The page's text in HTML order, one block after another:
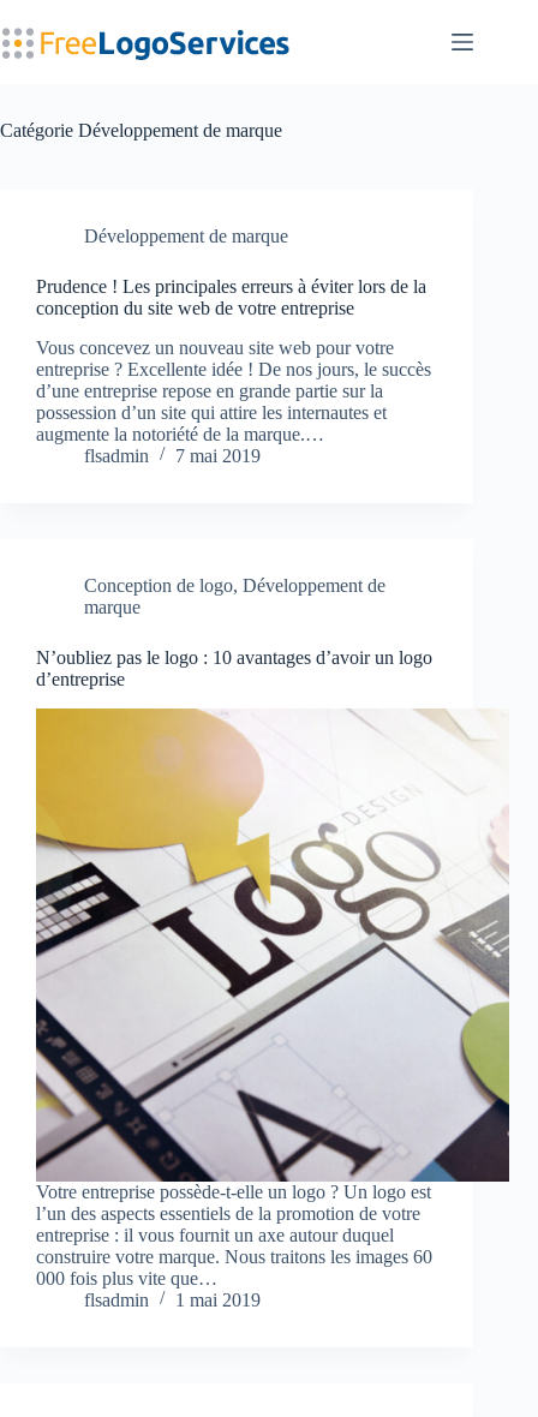
au
contenu
Catégorie Développement de marque
Développement de marque
Prudence ! Les principales erreurs à éviter lors de la
conception du site web de votre entreprise
Vous concevez un nouveau site web pour votre
entreprise ? Excellente idée ! De nos jours, le succès
d’une entreprise repose en grande partie sur la
possession d’un site qui attire les internautes et
augmente la notoriété de la marque.…
flsadmin
7 mai 2019
Conception de logo, Développement de
marque
N’oubliez pas le logo : 10 avantages d’avoir un logo
d’entreprise
Votre entreprise possède-t-elle un logo ? Un logo est
l’un des aspects essentiels de la promotion de votre
entreprise : il vous fournit un axe autour duquel
construire votre marque. Nous traitons les images 60
000 fois plus vite que…
flsadmin
1 mai 2019